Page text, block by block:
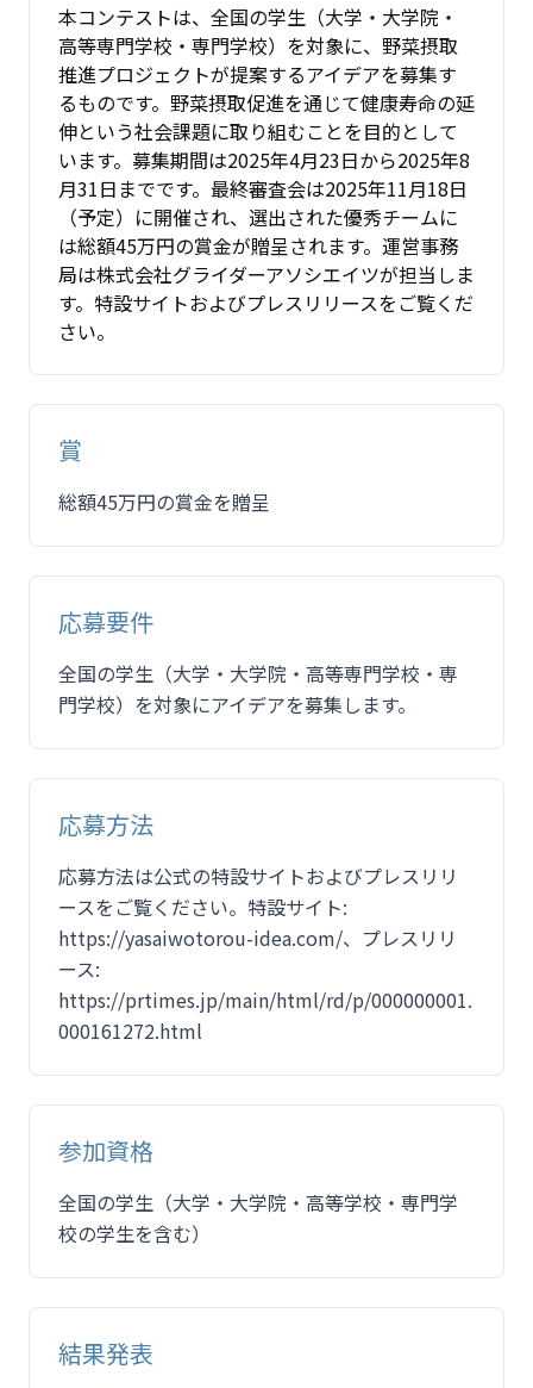
本コンテストは、全国の学生（大学・大学院・
高等専門学校・専門学校）を対象に、野菜摂取
推進プロジェクトが提案するアイデアを募集す
るものです。野菜摂取促進を通じて健康寿命の延
伸という社会課題に取り組むことを目的として
います。募集期間は2025年4月23日から2025年8
月31日までです。最終審査会は2025年11月18日
（予定）に開催され、選出された優秀チームに
は総額45万円の賞金が贈呈されます。運営事務
局は株式会社グライダーアソシエイツが担当しま
す。特設サイトおよびプレスリリースをご覧くだ
さい。
賞
総額45万円の賞金を贈呈
応募要件
全国の学生（大学・大学院・高等専門学校・専
門学校）を対象にアイデアを募集します。
応募方法
応募方法は公式の特設サイトおよびプレスリリ
ースをご覧ください。特設サイト:
https://yasaiwotorou-idea.com/、プレスリリ
ース:
https://prtimes.jp/main/html/rd/p/000000001.
000161272.html
参加資格
全国の学生（大学・大学院・高等学校・専門学
校の学生を含む）
結果発表